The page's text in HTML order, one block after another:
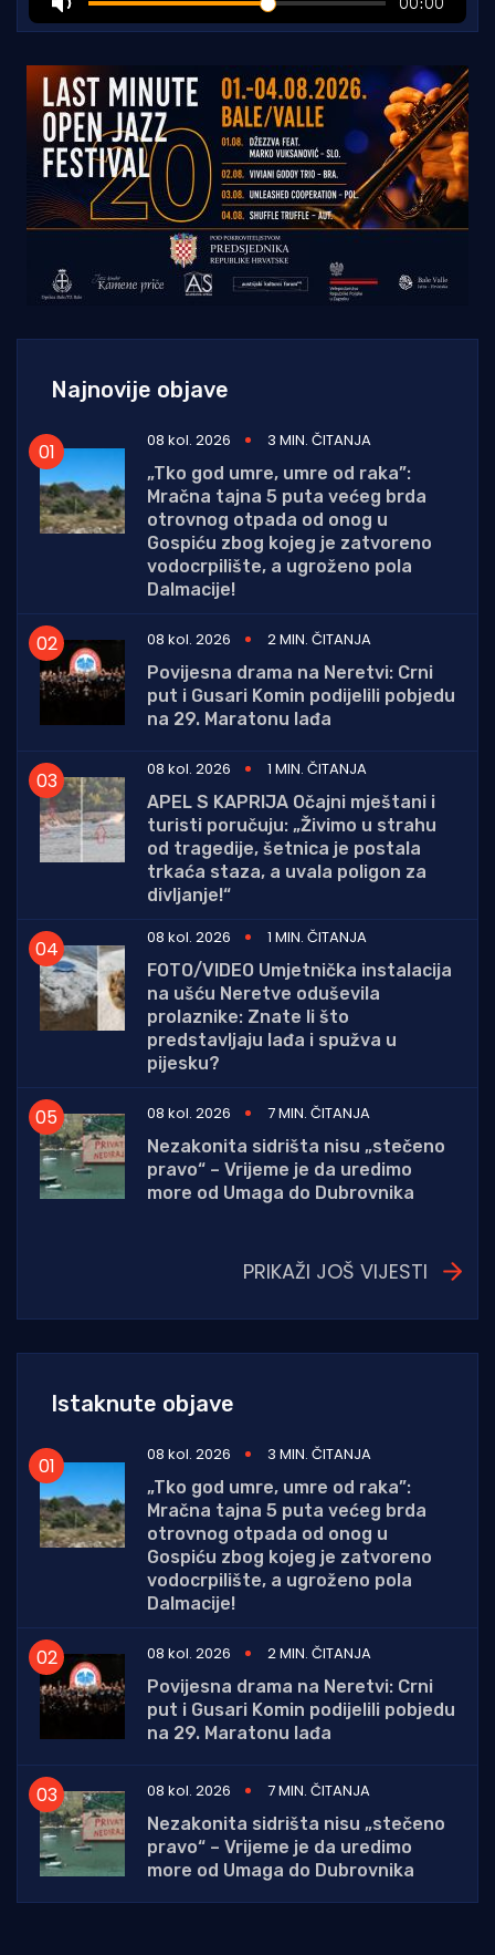
Najnovije objave
08 kol. 2026
3 MIN. ČITANJA
„Tko god umre, umre od raka”:
Mračna tajna 5 puta većeg brda
otrovnog otpada od onog u
Gospiću zbog kojeg je zatvoreno
vodocrpilište, a ugroženo pola
Dalmacije!
08 kol. 2026
2 MIN. ČITANJA
Povijesna drama na Neretvi: Crni
put i Gusari Komin podijelili pobjedu
na 29. Maratonu lađa
08 kol. 2026
1 MIN. ČITANJA
APEL S KAPRIJA Očajni mještani i
turisti poručuju: „Živimo u strahu
od tragedije, šetnica je postala
trkaća staza, a uvala poligon za
divljanje!“
08 kol. 2026
1 MIN. ČITANJA
FOTO/VIDEO Umjetnička instalacija
na ušću Neretve oduševila
prolaznike: Znate li što
predstavljaju lađa i spužva u
pijesku?
08 kol. 2026
7 MIN. ČITANJA
Nezakonita sidrišta nisu „stečeno
pravo“ – Vrijeme je da uredimo
more od Umaga do Dubrovnika
PRIKAŽI JOŠ VIJESTI
Istaknute objave
08 kol. 2026
3 MIN. ČITANJA
„Tko god umre, umre od raka”:
Mračna tajna 5 puta većeg brda
otrovnog otpada od onog u
Gospiću zbog kojeg je zatvoreno
vodocrpilište, a ugroženo pola
Dalmacije!
08 kol. 2026
2 MIN. ČITANJA
Povijesna drama na Neretvi: Crni
put i Gusari Komin podijelili pobjedu
na 29. Maratonu lađa
08 kol. 2026
7 MIN. ČITANJA
Nezakonita sidrišta nisu „stečeno
pravo“ – Vrijeme je da uredimo
more od Umaga do Dubrovnika